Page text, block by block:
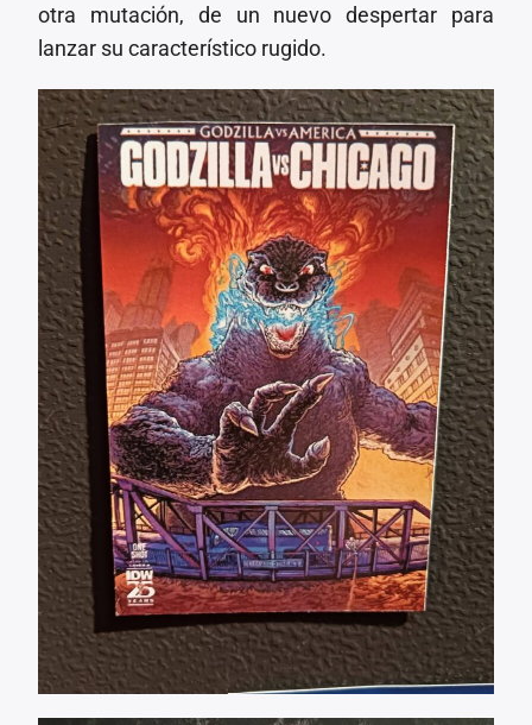
otra mutación, de un nuevo despertar para
lanzar su característico rugido.